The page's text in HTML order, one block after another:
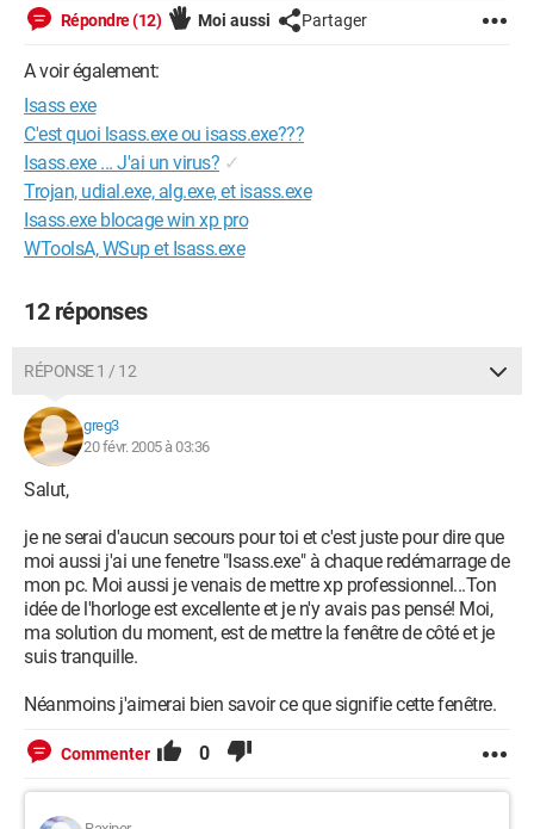
aucun autres virus d'ailleurs. Seul AVG Free m'a trouvé une
bonne vingtaines de Trojans (Cheval de Troie).
Est-ce-que quelqu'un peut il me venir en aide,(Sans que j'ai
recours au site de Microsoft).
Merci d'avance !!!
Configuration: Windows XP Professionnel
128 MO Ram
2 Disques Durs
Répondre (12) Moi aussi Partager
A voir également:
Isass exe
C'est quoi lsass.exe ou isass.exe???
Isass.exe ... J'ai un virus? ✓
Trojan, udial.exe, alg.exe, et isass.exe
Isass.exe blocage win xp pro
WToolsA, WSup et Isass.exe
12 réponses
RÉPONSE 1 / 12
greg3
20 févr. 2005 à 03:36
Salut,
je ne serai d'aucun secours pour toi et c'est juste pour dire que
moi aussi j'ai une fenetre "Isass.exe" à chaque redémarrage de
mon pc. Moi aussi je venais de mettre xp professionnel...Ton
idée de l'horloge est excellente et je n'y avais pas pensé! Moi,
ma solution du moment, est de mettre la fenêtre de côté et je
suis tranquille.
Néanmoins j'aimerai bien savoir ce que signifie cette fenêtre.
Commenter 0